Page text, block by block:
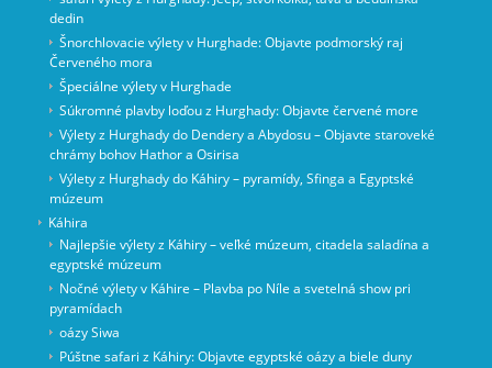
dedin
Šnorchlovacie výlety v Hurghade: Objavte podmorský raj
Červeného mora
Špeciálne výlety v Hurghade
Súkromné ​​plavby loďou z Hurghady: Objavte červené more
Výlety z Hurghady do Dendery a Abydosu – Objavte staroveké
chrámy bohov Hathor a Osirisa
Výlety z Hurghady do Káhiry – pyramídy, Sfinga a Egyptské
múzeum
Káhira
Najlepšie výlety z Káhiry – veľké múzeum, citadela saladína a
egyptské múzeum
Nočné výlety v Káhire – Plavba po Níle a svetelná show pri
pyramídach
oázy Siwa
Púštne safari z Káhiry: Objavte egyptské oázy a biele duny